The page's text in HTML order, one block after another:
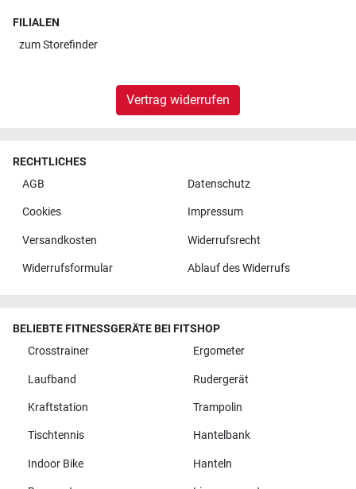
FILIALEN
zumStorefinder
Vertrag widerrufen
RECHTLICHES
AGB
Datenschutz
Cookies Impressum
Versandkosten Widerrufsrecht
Widerrufsformular Ablauf des Widerrufs
BELIEBTE FITNESSGERÄTE BEI FITSHOP
Crosstrainer
Ergometer
Laufband Rudergerät
Kraftstation Trampolin
Tischtennis Hantelbank
Indoor Bike Hanteln